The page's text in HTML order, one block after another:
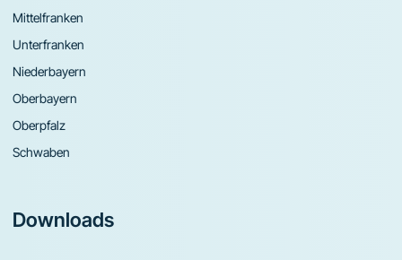
Mittelfranken
Unterfranken
Niederbayern
Oberbayern
Oberpfalz
Schwaben
Downloads